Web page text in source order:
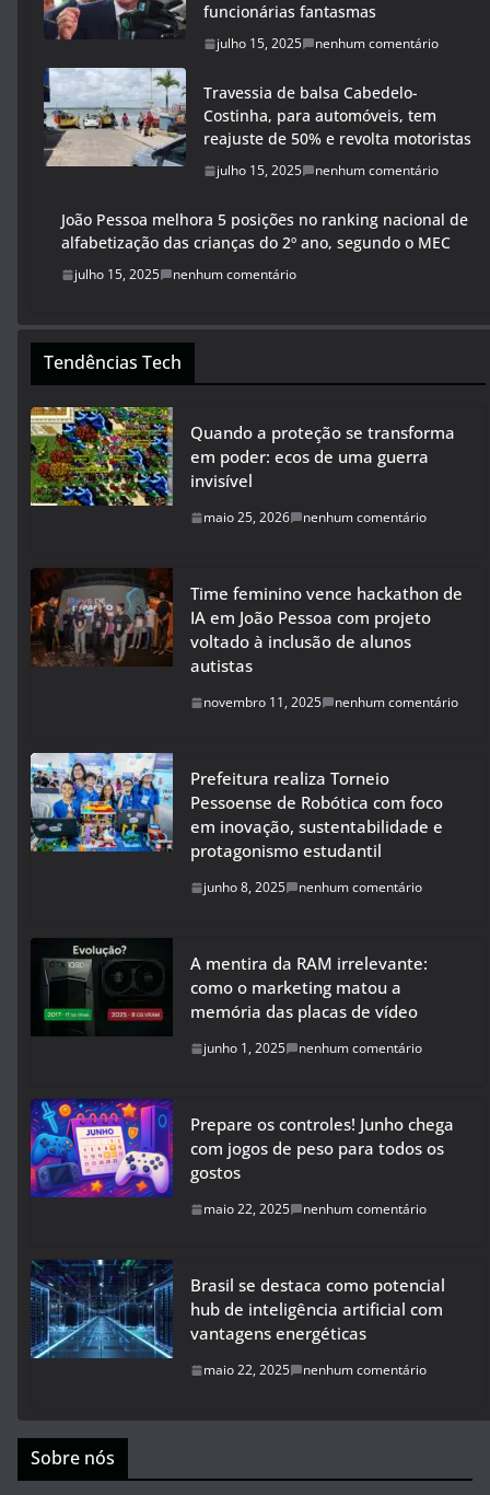
funcionárias fantasmas
julho 15, 2025 nenhum comentário
Travessia de balsa Cabedelo-
Costinha, para automóveis, tem
reajuste de 50% e revolta motoristas
julho 15, 2025 nenhum comentário
João Pessoa melhora 5 posições no ranking nacional de
alfabetização das crianças do 2º ano, segundo o MEC
julho 15, 2025 nenhum comentário
Tendências Tech
Quando a proteção se transforma
em poder: ecos de uma guerra
invisível
maio 25, 2026 nenhum comentário
Time feminino vence hackathon de
IA em João Pessoa com projeto
voltado à inclusão de alunos
autistas
novembro 11, 2025 nenhum comentário
Prefeitura realiza Torneio
Pessoense de Robótica com foco
em inovação, sustentabilidade e
protagonismo estudantil
junho 8, 2025 nenhum comentário
A mentira da RAM irrelevante:
como o marketing matou a
memória das placas de vídeo
junho 1, 2025 nenhum comentário
Prepare os controles! Junho chega
com jogos de peso para todos os
gostos
maio 22, 2025 nenhum comentário
Brasil se destaca como potencial
hub de inteligência artificial com
vantagens energéticas
maio 22, 2025 nenhum comentário
Sobre nós